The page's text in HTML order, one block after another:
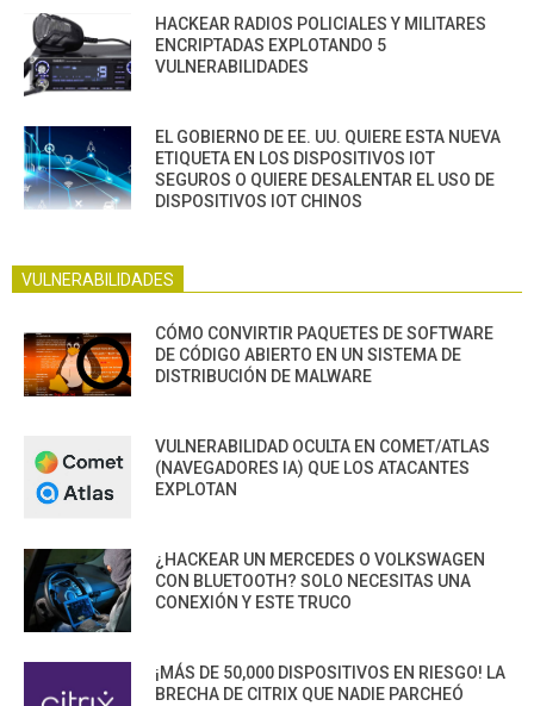
HACKEAR RADIOS POLICIALES Y MILITARES
ENCRIPTADAS EXPLOTANDO 5
VULNERABILIDADES
EL GOBIERNO DE EE. UU. QUIERE ESTA NUEVA
ETIQUETA EN LOS DISPOSITIVOS IOT
SEGUROS O QUIERE DESALENTAR EL USO DE
DISPOSITIVOS IOT CHINOS
VULNERABILIDADES
CÓMO CONVIRTIR PAQUETES DE SOFTWARE
DE CÓDIGO ABIERTO EN UN SISTEMA DE
DISTRIBUCIÓN DE MALWARE
VULNERABILIDAD OCULTA EN COMET/ATLAS
(NAVEGADORES IA) QUE LOS ATACANTES
EXPLOTAN
¿HACKEAR UN MERCEDES O VOLKSWAGEN
CON BLUETOOTH? SOLO NECESITAS UNA
CONEXIÓN Y ESTE TRUCO
¡MÁS DE 50,000 DISPOSITIVOS EN RIESGO! LA
BRECHA DE CITRIX QUE NADIE PARCHEÓ